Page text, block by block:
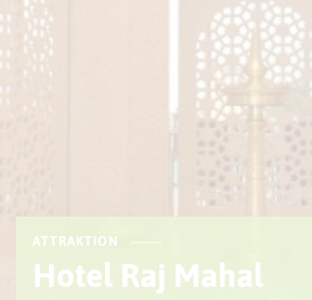
ATTRAKTION
Hotel Raj Mahal